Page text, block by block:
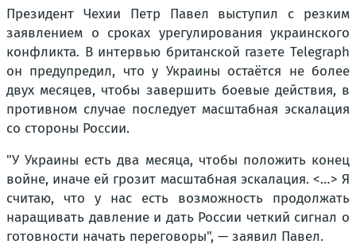
Президент Чехии Петр Павел выступил с резким
заявлением о сроках урегулирования украинского
конфликта. В интервью британской газете Telegraph
он предупредил, что у Украины остаётся не более
двух месяцев, чтобы завершить боевые действия, в
противном случае последует масштабная эскалация
со стороны России.
"У Украины есть два месяца, чтобы положить конец
войне, иначе ей грозит масштабная эскалация. <…> Я
считаю, что у нас есть возможность продолжать
наращивать давление и дать России четкий сигнал о
готовности начать переговоры", — заявил Павел.